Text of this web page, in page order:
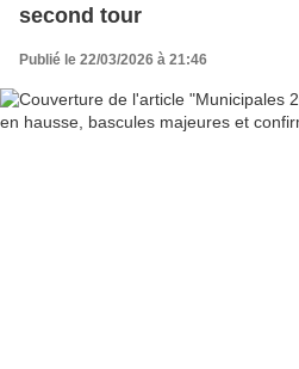
second tour
Publié le 22/03/2026 à 21:46